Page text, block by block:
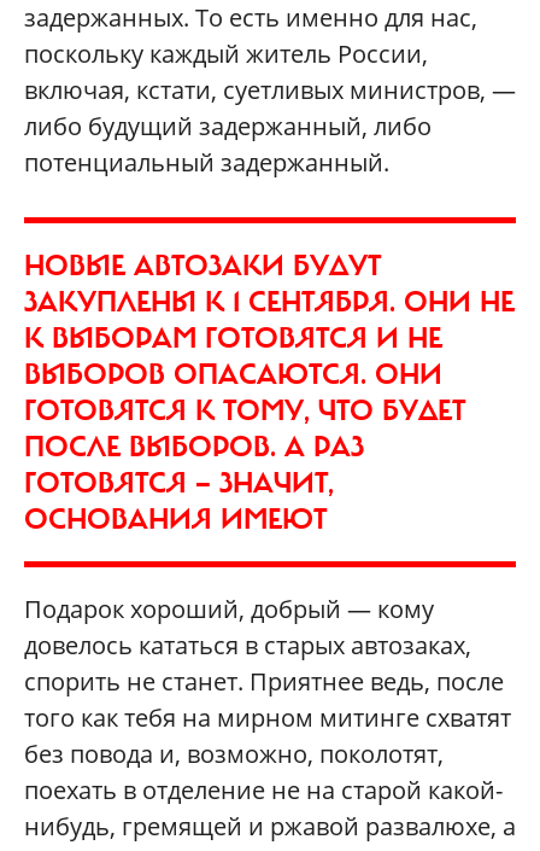
задержанных. То есть именно для нас,
поскольку каждый житель России,
включая, кстати, суетливых министров, —
либо будущий задержанный, либо
потенциальный задержанный.
НОВЫЕ АВТОЗАКИ БУДУТ
ЗАКУПЛЕНЫ К 1 СЕНТЯБРЯ. ОНИ НЕ
К ВЫБОРАМ ГОТОВЯТСЯ И НЕ
ВЫБОРОВ ОПАСАЮТСЯ. ОНИ
ГОТОВЯТСЯ К ТОМУ, ЧТО БУДЕТ
ПОСЛЕ ВЫБОРОВ. А РАЗ
ГОТОВЯТСЯ — ЗНАЧИТ,
ОСНОВАНИЯ ИМЕЮТ
Подарок хороший, добрый — кому
довелось кататься в старых автозаках,
спорить не станет. Приятнее ведь, после
того как тебя на мирном митинге схватят
без повода и, возможно, поколотят,
поехать в отделение не на старой какой-
нибудь, гремящей и ржавой развалюхе, а